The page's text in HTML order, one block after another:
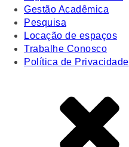
Gestão Acadêmica
Pesquisa
Locação de espaços
Trabalhe Conosco
Política de Privacidade